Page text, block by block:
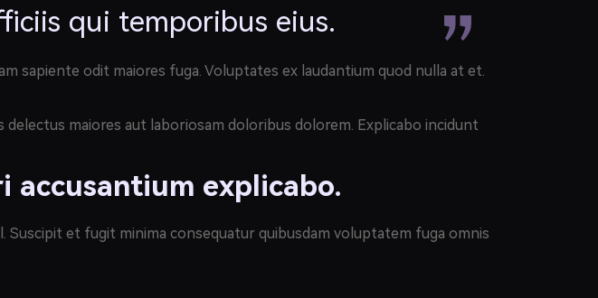
qui temporibus eius.
sapiente odit maiores fuga. Voluptates ex laudantium quod nulla at et.
maiores aut laboriosam doloribus dolorem. Explicabo incidunt
explicabo.
et fugit minima consequatur quibusdam voluptatem fuga omnis